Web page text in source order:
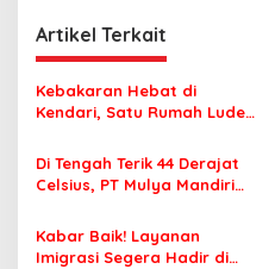
g
a
s
i
p
o
s
Artikel Terkait
Kebakaran Hebat di
Kendari, Satu Rumah Ludes
Di Tengah Terik 44 Derajat
Celsius, PT Mulya Mandiri
Jamaah Tetap Sehat dan
Nyaman Beribadah
Kabar Baik! Layanan
Imigrasi Segera Hadir di